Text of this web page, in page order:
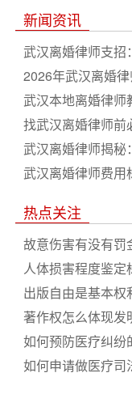
新闻资讯
武汉离婚律师支
心
2026年武汉离婚
武汉本地离婚律
找武汉离婚律师前
武汉离婚律师揭
武汉离婚律师费
热点关注
故意伤害有没有罚
人体损害程度鉴定
出版自由是基本权
著作权怎么体现发
如何预防医疗纠纷
如何申请做医疗司